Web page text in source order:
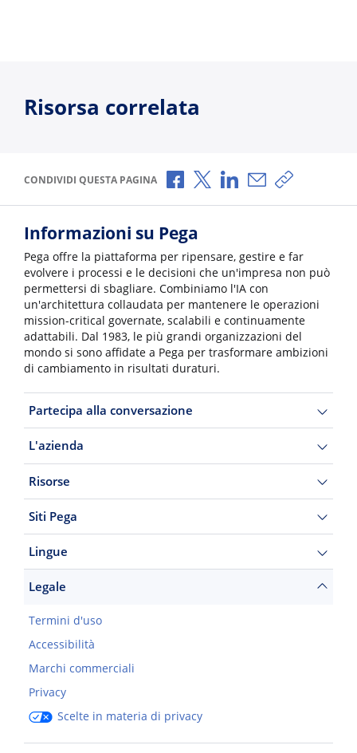
Risorsa correlata
CONDIVIDI QUESTA PAGINA Condividi via Facebook
Condividi via X
Condividi via
Condividi via e-
Copia link
Informazioni su Pega
Pega offre la piattaforma per ripensare, gestire e far
evolvere i processi e le decisioni che un'impresa non può
permettersi di sbagliare. Combiniamo l'IA con
un'architettura collaudata per mantenere le operazioni
mission-critical governate, scalabili e continuamente
adattabili. Dal 1983, le più grandi organizzazioni del
mondo si sono affidate a Pega per trasformare ambizioni
di cambiamento in risultati duraturi.
Partecipa alla conversazione
L'azienda
Risorse
Siti Pega
Lingue
Legale
Termini d'uso
Accessibilità
Marchi commerciali
Privacy
Scelte in materia di privacy